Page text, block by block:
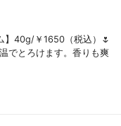
】40g/￥1650（税込）🌷
でとろけます。香りも爽